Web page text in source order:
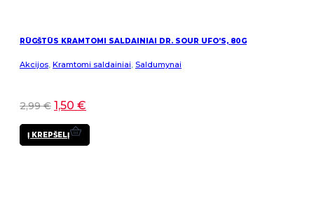
RŪGŠTŪS KRAMTOMI SALDAINIAI DR. SOUR UFO’S, 80G
Akcijos, Kramtomi saldainiai, Saldumynai
2,99€ 1,50 €
Į KREPŠELĮ